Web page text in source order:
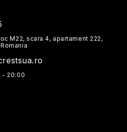
M22, scara 4, apartament 222,
- 20:00